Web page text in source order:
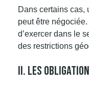
Dans certains cas,
peut être
d’exercer dans le
des restrictions
II. Les